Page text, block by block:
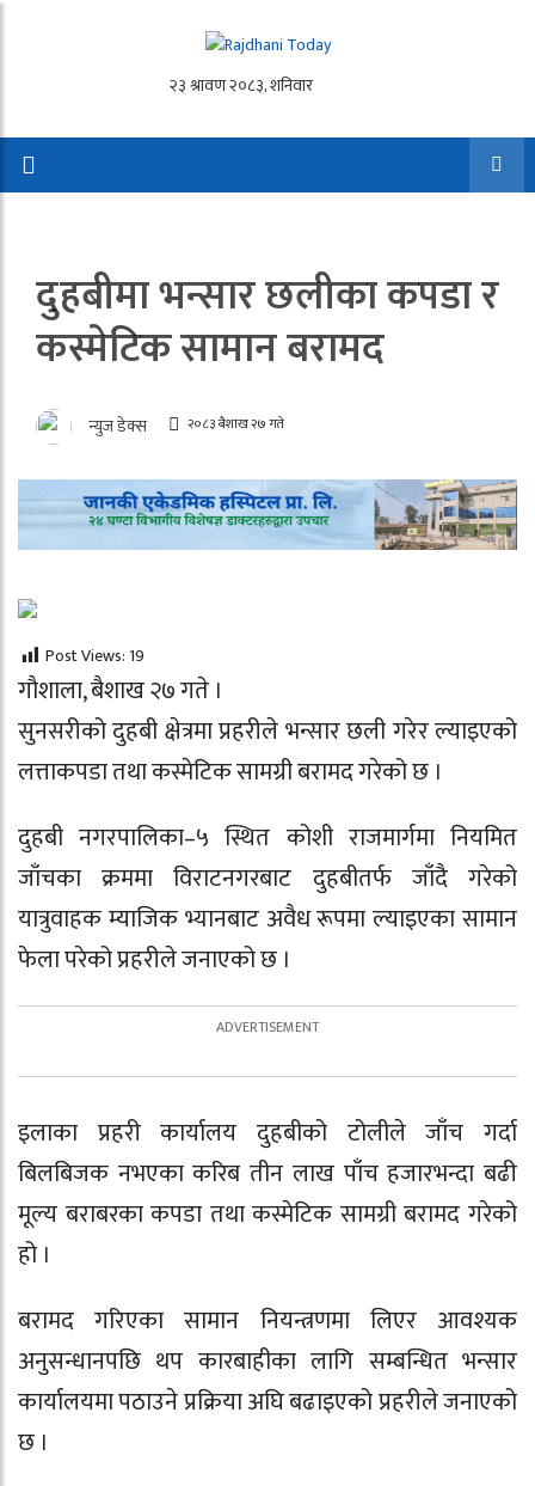
दुहबीमा भन्सार छलीका कपडा र
कस्मेटिक सामान बरामद
न्युज डेक्स २०८३ बैशाख २७ गते
Post Views: 19
गाैशाला, बैशाख २७ गते ।
सुनसरीको दुहबी क्षेत्रमा प्रहरीले भन्सार छली गरेर ल्याइएको
लत्ताकपडा तथा कस्मेटिक सामग्री बरामद गरेको छ ।
दुहबी नगरपालिका–५ स्थित कोशी राजमार्गमा नियमित
जाँचका क्रममा विराटनगरबाट दुहबीतर्फ जाँदै गरेको
यात्रुवाहक म्याजिक भ्यानबाट अवैध रूपमा ल्याइएका सामान
फेला परेको प्रहरीले जनाएको छ ।
इलाका प्रहरी कार्यालय दुहबीको टोलीले जाँच गर्दा
बिलबिजक नभएका करिब तीन लाख पाँच हजारभन्दा बढी
मूल्य बराबरका कपडा तथा कस्मेटिक सामग्री बरामद गरेको
हो ।
बरामद गरिएका सामान नियन्त्रणमा लिएर आवश्यक
अनुसन्धानपछि थप कारबाहीका लागि सम्बन्धित भन्सार
कार्यालयमा पठाउने प्रक्रिया अघि बढाइएको प्रहरीले जनाएको
छ ।